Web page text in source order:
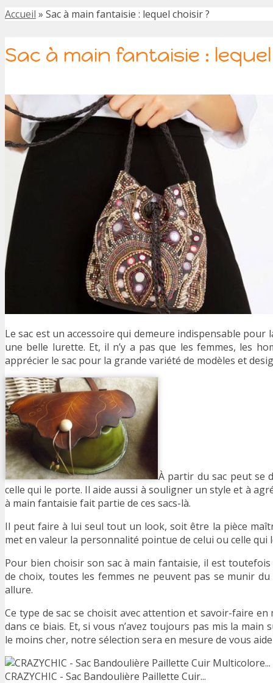
Accueil » Sac à main fantaisie : lequel choisir ?
Sac à main fantaisie :
Le sac est un accessoire qui demeure indispensable
une belle lurette. Et, il n’y a pas que les femmes, les
apprécier le sac pour la grande variété de modèles et
À partir du sac peut se
celle qui le porte. Il aide aussi à souligner un style et à
à main fantaisie fait partie de ces sacs-là.
Il peut faire à lui seul tout un look, soit être la pièce
met en valeur la personnalité pointue de celui ou celle qui
Pour bien choisir son sac à main fantaisie, il est
de choix, toutes les femmes ne peuvent pas se munir
allure.
Ce type de sac se choisit avec attention et savoir-faire en
dans ce biais. Et, si vous n’avez toujours pas mis la
le moins cher, notre sélection sera en mesure de vous
CRAZYCHIC - Sac Bandoulière Paillette Cuir...